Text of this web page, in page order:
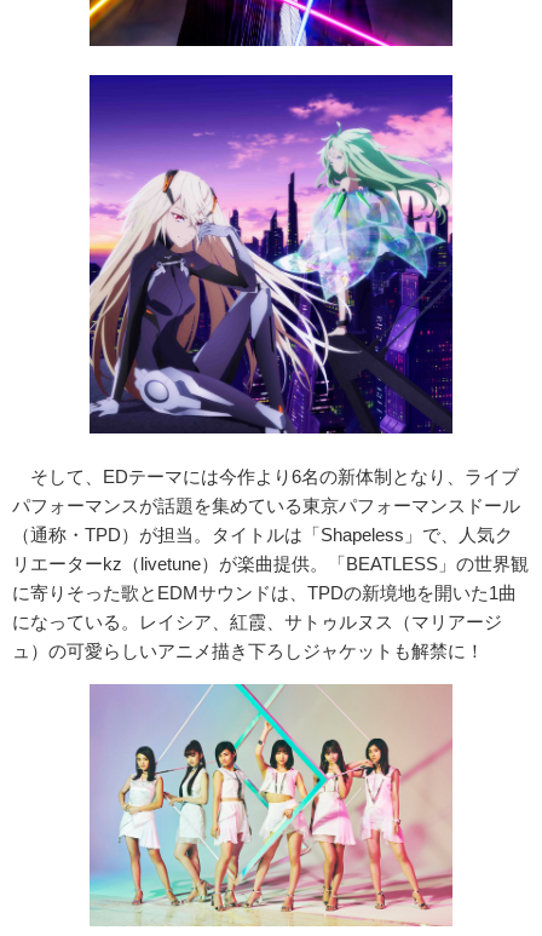
そして、EDテーマには今作より6名の新体制となり、ライブ
パフォーマンスが話題を集めている東京パフォーマンスドール
（通称・TPD）が担当。タイトルは「Shapeless」で、人気ク
リエーターkz（livetune）が楽曲提供。「BEATLESS」の世界観
に寄りそった歌とEDMサウンドは、TPDの新境地を開いた1曲
になっている。レイシア、紅霞、サトゥルヌス（マリアージ
ュ）の可愛らしいアニメ描き下ろしジャケットも解禁に！